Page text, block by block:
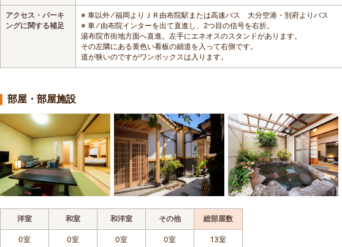
アクセス・パーキ
ングに関する補足
※ 車以外 ⁄ 福岡よりＪＲ由布院駅または高速バス 大分空港・別府よりバス
※ 車 ⁄ 由布院インターを出て直進し、2つ目の信号を右折。
湯布院市街地方面へ直進。左手にエネオスのスタンドがあります。
その左隣にある黄色い看板の細道を入って右側です。
道が狭いのですがワンボックスは入ります。
部屋・部屋施設
洋室 和室 和洋室 その他 総部屋数
0室 0室 0室 0室 13室